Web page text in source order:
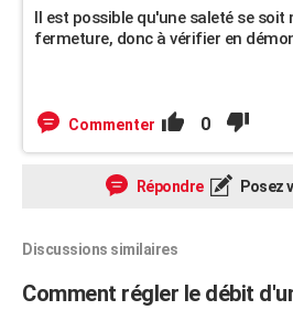
Il est possible qu'une saleté se soit
fermeture, donc à vérifier en
Commenter 0
Répondre Posez
Discussions similaires
Comment régler le débit